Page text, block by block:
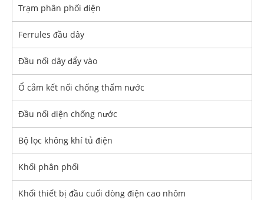
Trạm phân phối điện
Ferrules đầu dây
Đầu nối dây đẩy vào
Ổ cắm kết nối chống thấm nước
Đầu nối điện chống nước
Bộ lọc không khí tủ điện
Khối phân phối
Khối thiết bị đầu cuối dòng điện cao nhôm